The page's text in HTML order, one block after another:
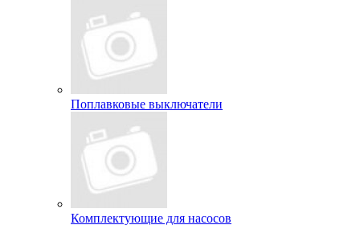
Поплавковые выключатели
Комплектующие для насосов